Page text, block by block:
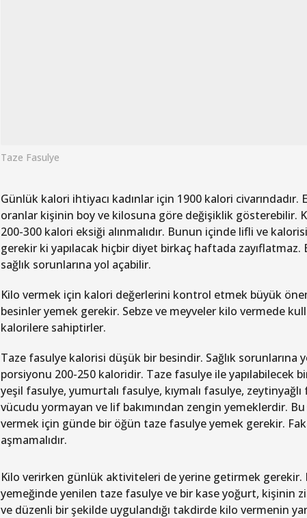
Taze Fasulye
Günlük kalori ihtiyacı kadınlar için 1900 kalori
oranlar kişinin boy ve kilosuna göre değişiklik gösterebilir.
200-300 kalori eksiği alınmalıdır. Bunun içinde lifli ve
gerekir ki yapılacak hiçbir diyet birkaç haftada
sağlık sorunlarına yol açabilir.
Kilo vermek için kalori değerlerini kontrol etmek büyük
besinler yemek gerekir. Sebze ve meyveler kilo vermede
kalorilere sahiptirler.
Taze fasulye kalorisi düşük bir besindir. Sağlık sorunlarına
porsiyonu 200-250 kaloridir. Taze fasulye ile yapılabilecek
yeşil fasulye, yumurtalı fasulye, kıymalı fasulye,
vücudu yormayan ve lif bakımından zengin yemeklerdir.
vermek için günde bir öğün taze fasulye yemek gerekir.
aşmamalıdır.
Kilo verirken günlük aktiviteleri de yerine getirmek gerekir.
yemeğinde yenilen taze fasulye ve bir kase yoğurt, kişinin
ve düzenli bir şekilde uygulandığı takdirde kilo vermenin